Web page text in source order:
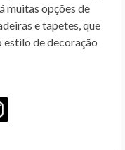
muitas opções de
e tapetes, que
estilo de decoração